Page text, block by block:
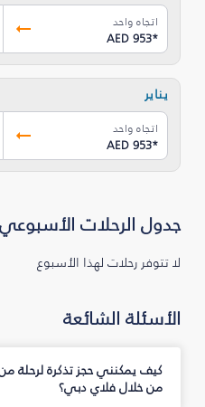
اتجاه واحد
AED 953*
يناير
اتجاه واحد
AED 953*
جدول الرحلات
لا تتوفر رحلات لهذا الأسبوع
الأسئلة الشائعة
كيف يمكنني حجز تذكرة لرحلة
من خلال فلاي دبي؟